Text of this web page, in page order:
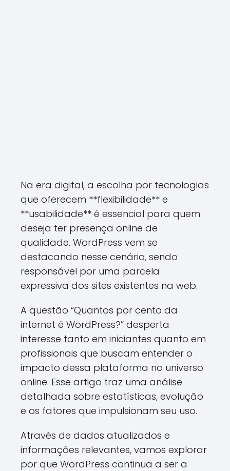
Na era digital, a escolha por tecnologias
que oferecem **flexibilidade** e
**usabilidade** é essencial para quem
deseja ter presença online de
qualidade. WordPress vem se
destacando nesse cenário, sendo
responsável por uma parcela
expressiva dos sites existentes na web.
A questão “Quantos por cento da
internet é WordPress?” desperta
interesse tanto em iniciantes quanto em
profissionais que buscam entender o
impacto dessa plataforma no universo
online. Esse artigo traz uma análise
detalhada sobre estatísticas, evolução
e os fatores que impulsionam seu uso.
Através de dados atualizados e
informações relevantes, vamos explorar
por que WordPress continua a ser a